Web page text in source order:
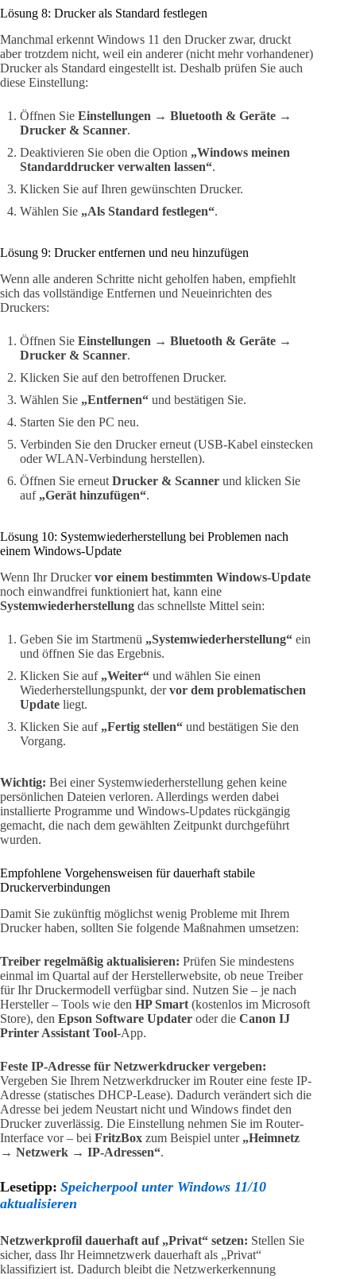
Lösung 8: Drucker als Standard festlegen
Manchmal erkennt Windows 11 den Drucker zwar, druckt
aber trotzdem nicht, weil ein anderer (nicht mehr vorhandener)
Drucker als Standard eingestellt ist. Deshalb prüfen Sie auch
diese Einstellung:
Öffnen Sie Einstellungen → Bluetooth & Geräte →
Drucker & Scanner.
Deaktivieren Sie oben die Option „Windows meinen
Standarddrucker verwalten lassen“.
Klicken Sie auf Ihren gewünschten Drucker.
Wählen Sie „Als Standard festlegen“.
Lösung 9: Drucker entfernen und neu hinzufügen
Wenn alle anderen Schritte nicht geholfen haben, empfiehlt
sich das vollständige Entfernen und Neueinrichten des
Druckers:
Öffnen Sie Einstellungen → Bluetooth & Geräte →
Drucker & Scanner.
Klicken Sie auf den betroffenen Drucker.
Wählen Sie „Entfernen“ und bestätigen Sie.
Starten Sie den PC neu.
Verbinden Sie den Drucker erneut (USB-Kabel einstecken
oder WLAN-Verbindung herstellen).
Öffnen Sie erneut Drucker & Scanner und klicken Sie
auf „Gerät hinzufügen“.
Lösung 10: Systemwiederherstellung bei Problemen nach
einem Windows-Update
Wenn Ihr Druckervor einem bestimmten Windows-Update
noch einwandfrei funktioniert hat, kann eine
Systemwiederherstellung das schnellste Mittel sein:
Geben Sie im Startmenü „Systemwiederherstellung“ ein
und öffnen Sie das Ergebnis.
Klicken Sie auf „Weiter“ und wählen Sie einen
Wiederherstellungspunkt, dervor dem problematischen
Update liegt.
Klicken Sie auf „Fertig stellen“ und bestätigen Sie den
Vorgang.
Wichtig: Bei einer Systemwiederherstellung gehen keine
persönlichen Dateien verloren. Allerdings werden dabei
installierte Programme und Windows-Updates rückgängig
gemacht, die nach dem gewählten Zeitpunkt durchgeführt
wurden.
Empfohlene Vorgehensweisen für dauerhaft stabile
Druckerverbindungen
Damit Sie zukünftig möglichst wenig Probleme mit Ihrem
Drucker haben, sollten Sie folgende Maßnahmen umsetzen:
Treiber regelmäßig aktualisieren: Prüfen Sie mindestens
einmal im Quartal auf der Herstellerwebsite, ob neue Treiber
für Ihr Druckermodell verfügbar sind. Nutzen Sie – je nach
Hersteller – Tools wie den HP Smart (kostenlos im Microsoft
Store), den Epson Software Updater oder die Canon IJ
Printer Assistant Tool-App.
Feste IP-Adresse für Netzwerkdrucker vergeben:
Vergeben Sie Ihrem Netzwerkdrucker im Router eine feste IP-
Adresse (statisches DHCP-Lease). Dadurch verändert sich die
Adresse bei jedem Neustart nicht und Windows findet den
Drucker zuverlässig. Die Einstellung nehmen Sie im Router-
Interface vor – bei FritzBox zum Beispiel unter „Heimnetz
→ Netzwerk → IP-Adressen“.
Lesetipp: Speicherpool unter Windows 11/10
aktualisieren
Netzwerkprofil dauerhaft auf „Privat“ setzen: Stellen Sie
sicher, dass Ihr Heimnetzwerk dauerhaft als „Privat“
klassifiziert ist. Dadurch bleibt die Netzwerkerkennung